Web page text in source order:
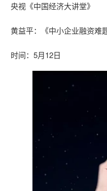
央视《中国经济大讲堂》
黄益平：《中小企业融资难题
时间：5月12日